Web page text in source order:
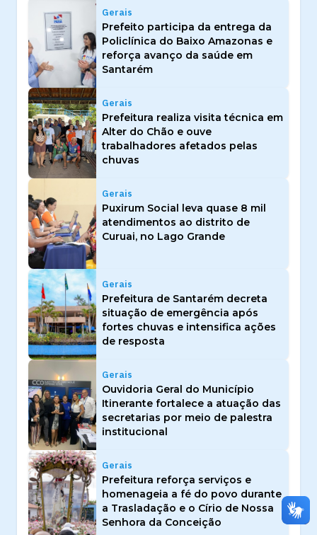
Gerais
Prefeito participa da entrega da
Policlínica do Baixo Amazonas e
reforça avanço da saúde em
Santarém
Gerais
Prefeitura realiza visita técnica em
Alter do Chão e ouve
trabalhadores afetados pelas
chuvas
Gerais
Puxirum Social leva quase 8 mil
atendimentos ao distrito de
Curuai, no Lago Grande
Gerais
Prefeitura de Santarém decreta
situação de emergência após
fortes chuvas e intensifica ações
de resposta
Gerais
Ouvidoria Geral do Município
Itinerante fortalece a atuação das
secretarias por meio de palestra
institucional
Gerais
Prefeitura reforça serviços e
homenageia a fé do povo durante
a Trasladação e o Círio de Nossa
Senhora da Conceição